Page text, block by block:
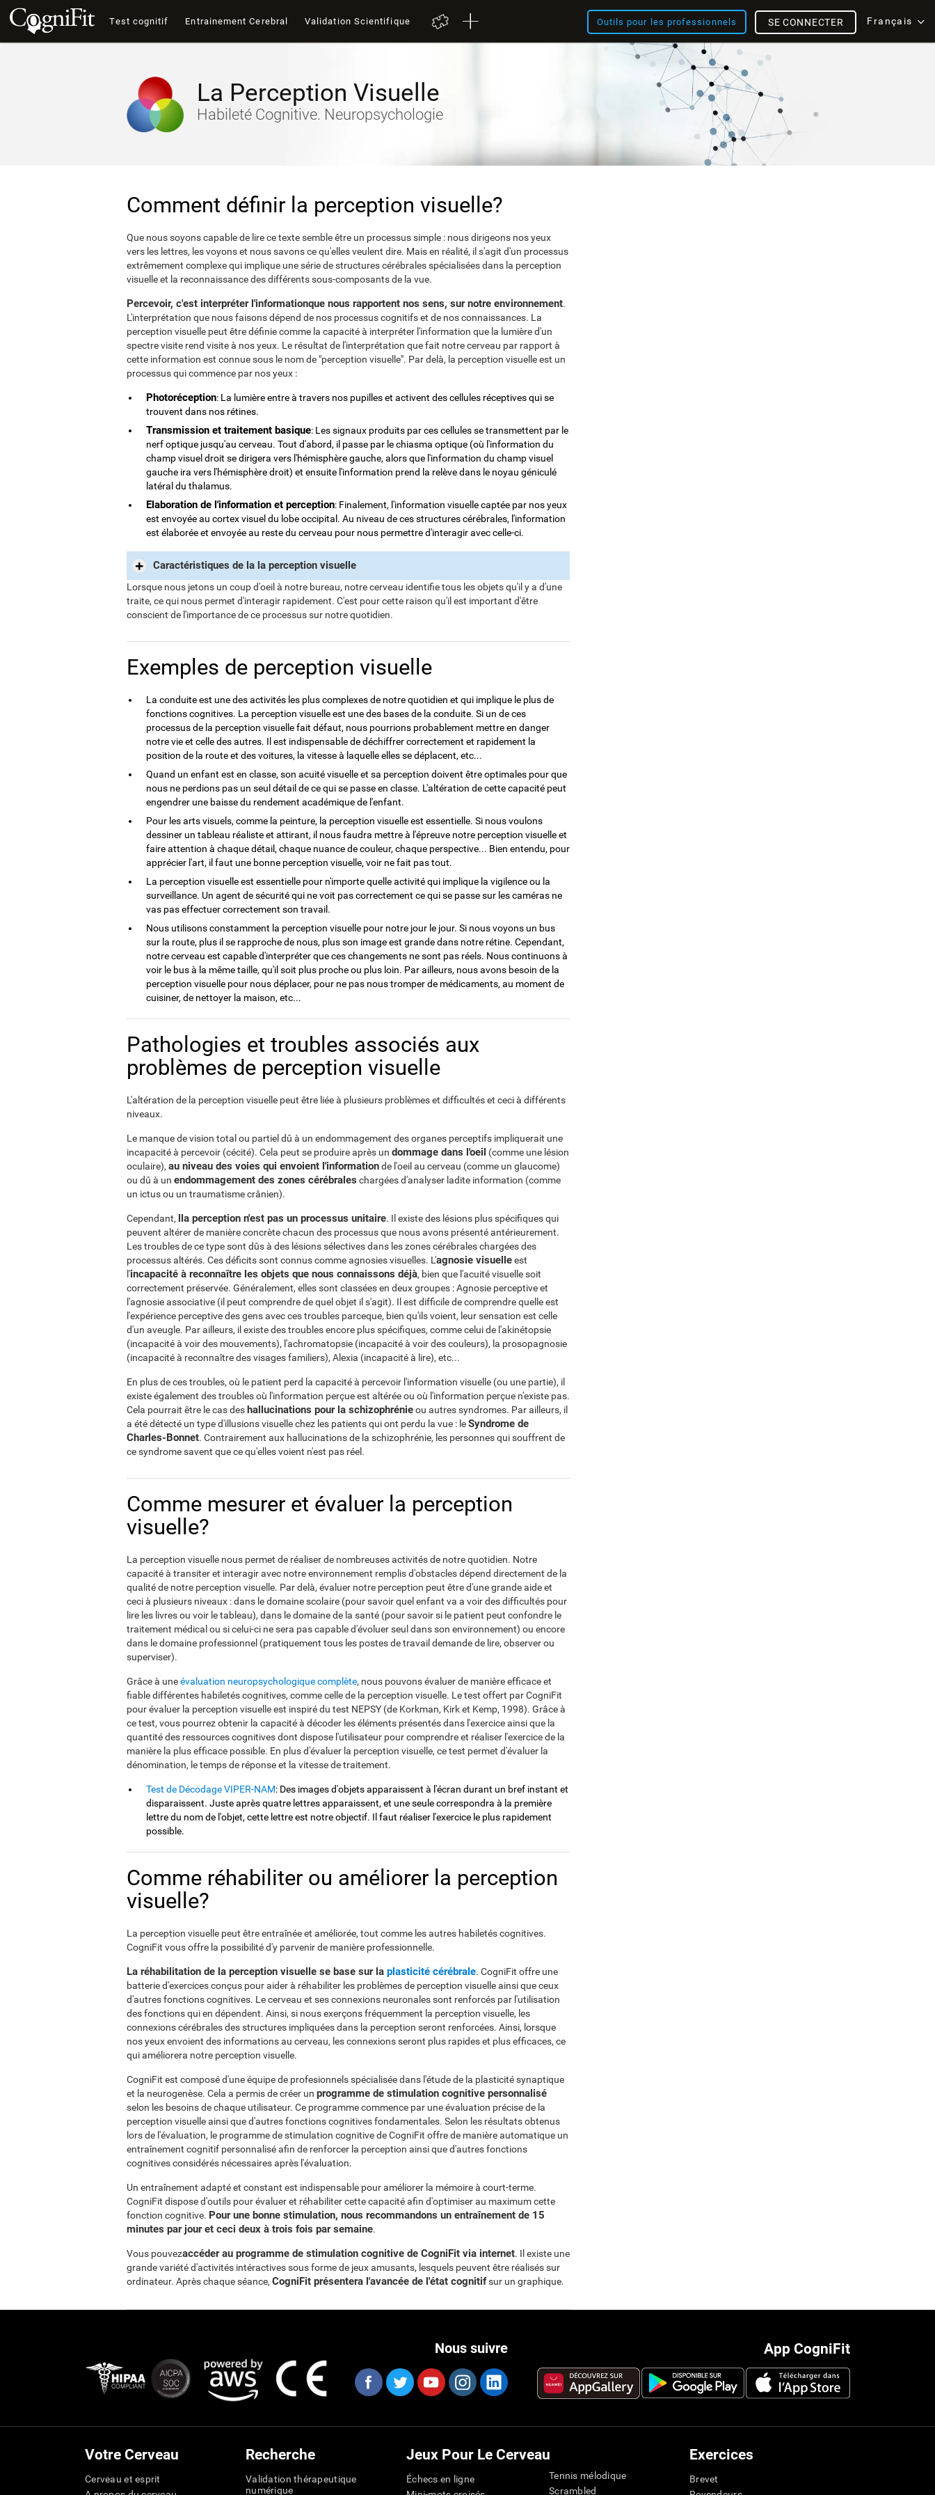
Test cognitif Entrainement Cerebral Validation Scientifique Outils pour les professionnels Français
SE CONNECTER
La Perception Visuelle
Habileté Cognitive. Neuropsychologie
Comment définir la perception visuelle?
Que nous soyons capable de lire ce texte semble être un processus simple : nous dirigeons nos yeux
vers les lettres, les voyons et nous savons ce qu'elles veulent dire. Mais en réalité, il s'agit d'un processus
extrêmement complexe qui implique une série de structures cérébrales spécialisées dans la perception
visuelle et la reconnaissance des différents sous-composants de la vue.
Percevoir, c'est interpréter l'informationque nous rapportent nos sens, sur notre environnement.
L'interprétation que nous faisons dépend de nos processus cognitifs et de nos connaissances. La
perception visuelle peut être définie comme la capacité à interpréter l'information que la lumière d'un
spectre visite rend visite à nos yeux. Le résultat de l'interprétation que fait notre cerveau par rapport à
cette information est connue sous le nom de "perception visuelle". Par delà, la perception visuelle est un
processus qui commence par nos yeux :
Photoréception: La lumière entre à travers nos pupilles et activent des cellules réceptives qui se
trouvent dans nos rétines.
Transmission et traitement basique: Les signaux produits par ces cellules se transmettent par le
nerf optique jusqu'au cerveau. Tout d'abord, il passe par le chiasma optique (où l'information du
champ visuel droit se dirigera vers l'hémisphère gauche, alors que l'information du champ visuel
gauche ira vers l'hémisphère droit) et ensuite l'information prend la relève dans le noyau géniculé
latéral du thalamus.
Elaboration de l'information et perception: Finalement, l'information visuelle captée par nos yeux
est envoyée au cortex visuel du lobe occipital. Au niveau de ces structures cérébrales, l'information
est élaborée et envoyée au reste du cerveau pour nous permettre d'interagir avec celle-ci.
Caractéristiques de la la perception visuelle
Lorsque nous jetons un coup d'oeil à notre bureau, notre cerveau identifie tous les objets qu'il y a d'une
traite, ce qui nous permet d'interagir rapidement. C'est pour cette raison qu'il est important d'être
conscient de l'importance de ce processus sur notre quotidien.
Exemples de perception visuelle
La conduite est une des activités les plus complexes de notre quotidien et qui implique le plus de
fonctions cognitives. La perception visuelle est une des bases de la conduite. Si un de ces
processus de la perception visuelle fait défaut, nous pourrions probablement mettre en danger
notre vie et celle des autres. Il est indispensable de déchiffrer correctement et rapidement la
position de la route et des voitures, la vitesse à laquelle elles se déplacent, etc...
Quand un enfant est en classe, son acuité visuelle et sa perception doivent être optimales pour que
nous ne perdions pas un seul détail de ce qui se passe en classe. L'altération de cette capacité peut
engendrer une baisse du rendement académique de l'enfant.
Pour les arts visuels, comme la peinture, la perception visuelle est essentielle. Si nous voulons
dessiner un tableau réaliste et attirant, il nous faudra mettre à l'épreuve notre perception visuelle et
faire attention à chaque détail, chaque nuance de couleur, chaque perspective... Bien entendu, pour
apprécier l'art, il faut une bonne perception visuelle, voir ne fait pas tout.
La perception visuelle est essentielle pour n'importe quelle activité qui implique la vigilence ou la
surveillance. Un agent de sécurité qui ne voit pas correctement ce qui se passe sur les caméras ne
vas pas effectuer correctement son travail.
Nous utilisons constamment la perception visuelle pour notre jour le jour. Si nous voyons un bus
sur la route, plus il se rapproche de nous, plus son image est grande dans notre rétine. Cependant,
notre cerveau est capable d'interpréter que ces changements ne sont pas réels. Nous continuons à
voir le bus à la même taille, qu'il soit plus proche ou plus loin. Par ailleurs, nous avons besoin de la
perception visuelle pour nous déplacer, pour ne pas nous tromper de médicaments, au moment de
cuisiner, de nettoyer la maison, etc...
Pathologies et troubles associés aux
problèmes de perception visuelle
L'altération de la perception visuelle peut être liée à plusieurs problèmes et difficultés et ceci à différents
niveaux.
Le manque de vision total ou partiel dû à un endommagement des organes perceptifs impliquerait une
incapacité à percevoir (cécité). Cela peut se produire après un dommage dans l'oeil (comme une lésion
oculaire), au niveau des voies qui envoient l'informationde l'oeil au cerveau (comme un glaucome)
ou dû à un endommagement des zones cérébrales chargées d'analyser ladite information (comme
un ictus ou un traumatisme crânien).
Cependant, lla perception n'est pas un processus unitaire. Il existe des lésions plus spécifiques qui
peuvent altérer de manière concrète chacun des processus que nous avons présenté antérieurement.
Les troubles de ce type sont dûs à des lésions sélectives dans les zones cérébrales chargées des
processus altérés. Ces déficits sont connus comme agnosies visuelles. L'agnosie visuelleest
l'incapacité à reconnaître les objets que nous connaissons déjà, bien que l'acuité visuelle soit
correctement préservée. Généralement, elles sont classées en deux groupes : Agnosie perceptive et
l'agnosie associative (il peut comprendre de quel objet il s'agit). Il est difficile de comprendre quelle est
l'expérience perceptive des gens avec ces troubles parceque, bien qu'ils voient, leur sensation est celle
d'un aveugle. Par ailleurs, il existe des troubles encore plus spécifiques, comme celui de l'akinétopsie
(incapacité à voir des mouvements), l'achromatopsie (incapacité à voir des couleurs), la prosopagnosie
(incapacité à reconnaître des visages familiers), Alexia (incapacité à lire), etc...
En plus de ces troubles, où le patient perd la capacité à percevoir l'information visuelle (ou une partie), il
existe également des troubles où l'information perçue est altérée ou où l'information perçue n'existe pas.
Cela pourrait être le cas deshallucinations pour la schizophrénieou autres syndromes. Par ailleurs, il
a été détecté un type d'illusions visuelle chez les patients qui ont perdu la vue : leSyndrome de
Charles-Bonnet. Contrairement aux hallucinations de la schizophrénie, les personnes qui souffrent de
ce syndrome savent que ce qu'elles voient n'est pas réel.
Comme mesurer et évaluer la perception
visuelle?
La perception visuelle nous permet de réaliser de nombreuses activités de notre quotidien. Notre
capacité à transiter et interagir avec notre environnement remplis d'obstacles dépend directement de la
qualité de notre perception visuelle. Par delà, évaluer notre perception peut être d'une grande aide et
ceci à plusieurs niveaux : dans le domaine scolaire (pour savoir quel enfant va a voir des difficultés pour
lire les livres ou voir le tableau), dans le domaine de la santé (pour savoir si le patient peut confondre le
traitement médical ou si celui-ci ne sera pas capable d'évoluer seul dans son environnement) ou encore
dans le domaine professionnel (pratiquement tous les postes de travail demande de lire, observer ou
superviser).
Grâce à uneévaluation neuropsychologique complète, nous pouvons évaluer de manière efficace et
fiable différentes habiletés cognitives, comme celle de la perception visuelle. Le test offert par CogniFit
pour évaluer la perception visuelle est inspiré du test NEPSY (de Korkman, Kirk et Kemp, 1998). Grâce à
ce test, vous pourrez obtenir la capacité à décoder les éléments présentés dans l'exercice ainsi que la
quantité des ressources cognitives dont dispose l'utilisateur pour comprendre et réaliser l'exercice de la
manière la plus efficace possible. En plus d'évaluer la perception visuelle, ce test permet d'évaluer la
dénomination, le temps de réponse et la vitesse de traitement.
Test de Décodage VIPER-NAM: Des images d'objets apparaissent à l'écran durant un bref instant et
disparaissent. Juste après quatre lettres apparaissent, et une seule correspondra à la première
lettre du nom de l'objet, cette lettre est notre objectif. Il faut réaliser l'exercice le plus rapidement
possible.
Comme réhabiliter ou améliorer la perception
visuelle?
La perception visuelle peut être entraînée et améliorée, tout comme les autres habiletés cognitives.
CogniFit vous offre la possibilité d'y parvenir de manière professionnelle.
La réhabilitation de la perception visuelle se base sur la plasticité cérébrale. CogniFit offre une
batterie d'exercices conçus pour aider à réhabiliter les problèmes de perception visuelle ainsi que ceux
d'autres fonctions cognitives. Le cerveau et ses connexions neuronales sont renforcés par l'utilisation
des fonctions qui en dépendent. Ainsi, si nous exerçons fréquemment la perception visuelle, les
connexions cérébrales des structures impliquées dans la perception seront renforcées. Ainsi, lorsque
nos yeux envoient des informations au cerveau, les connexions seront plus rapides et plus efficaces, ce
qui améliorera notre perception visuelle.
CogniFit est composé d'une équipe de profesionnels spécialisée dans l'étude de la plasticité synaptique
et la neurogenèse. Cela a permis de créer un programme de stimulation cognitive personnalisé
selon les besoins de chaque utilisateur. Ce programme commence par une évaluation précise de la
perception visuelle ainsi que d'autres fonctions cognitives fondamentales. Selon les résultats obtenus
lors de l'évaluation, le programme de stimulation cognitive de CogniFit offre de manière automatique un
entraînement cognitif personnalisé afin de renforcer la perception ainsi que d'autres fonctions
cognitives considérés nécessaires après l'évaluation.
Un entraînement adapté et constant est indispensable pour améliorer la mémoire à court-terme.
CogniFit dispose d'outils pour évaluer et réhabiliter cette capacité afin d'optimiser au maximum cette
fonction cognitive. Pour une bonne stimulation, nous recommandons un entraînement de 15
minutes par jour et ceci deux à trois fois par semaine.
Vous pouvezaccéder au programme de stimulation cognitive de CogniFit via internet. Il existe une
grande variété d'activités intéractives sous forme de jeux amusants, lesquels peuvent être réalisés sur
ordinateur. Après chaque séance, CogniFit présentera l'avancée de l'état cognitifsur un graphique.
App CogniFit
Nous suivre
Votre Cerveau
Cerveau et esprit
Recherche
Validation thérapeutique
numérique
Jeux Pour Le Cerveau
Échecs en ligne
Tennis mélodique
Scrambled
Exercices
Brevet